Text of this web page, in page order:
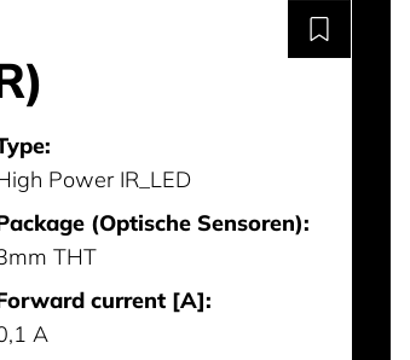
Power IR_LED
(Optische Sensoren):
THT
current [A]:
A